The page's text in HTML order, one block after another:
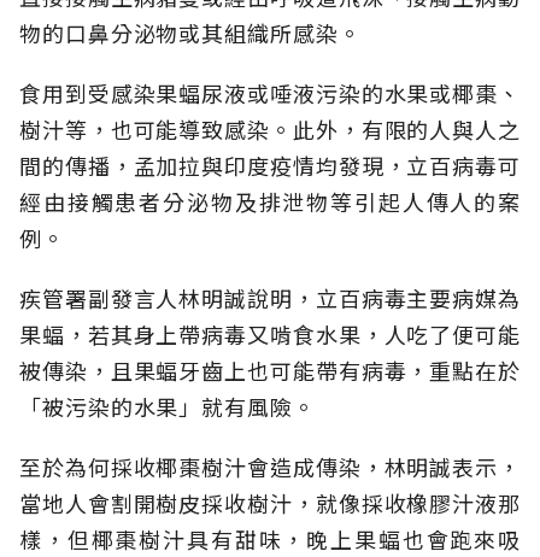
物的口鼻分泌物或其組織所感染。
食用到受感染果蝠尿液或唾液污染的水果或椰棗、
樹汁等，也可能導致感染。此外，有限的人與人之
間的傳播，孟加拉與印度疫情均發現，立百病毒可
經由接觸患者分泌物及排泄物等引起人傳人的案
例。
疾管署副發言人林明誠說明，立百病毒主要病媒為
果蝠，若其身上帶病毒又啃食水果，人吃了便可能
被傳染，且果蝠牙齒上也可能帶有病毒，重點在於
「被污染的水果」就有風險。
至於為何採收椰棗樹汁會造成傳染，林明誠表示，
當地人會割開樹皮採收樹汁，就像採收橡膠汁液那
樣，但椰棗樹汁具有甜味，晚上果蝠也會跑來吸